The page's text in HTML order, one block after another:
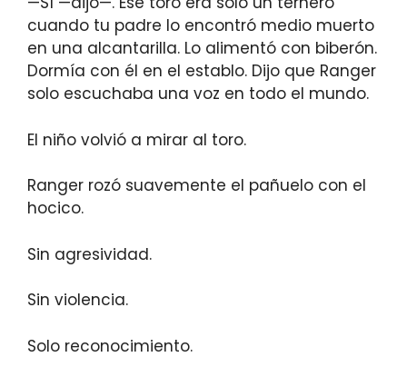
cuando tu padre lo encontró medio muerto
en una alcantarilla. Lo alimentó con biberón.
Dormía con él en el establo. Dijo que Ranger
solo escuchaba una voz en todo el mundo.
El niño volvió a mirar al toro.
Ranger rozó suavemente el pañuelo con el
hocico.
Sin agresividad.
Sin violencia.
Solo reconocimiento.